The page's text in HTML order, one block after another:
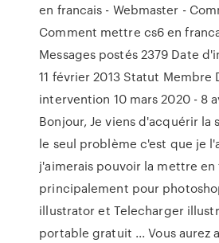
en francais - Webmaster -
Comment mettre cs6 en
Messages postés 2379 Date
11 février 2013 Statut Membre
intervention 10 mars 2020 - 8
Bonjour, Je viens d'acquérir la
le seul problème c'est que je
j'aimerais pouvoir la mettre en
principalement pour
illustrator et Telecharger
portable gratuit ... Vous aurez